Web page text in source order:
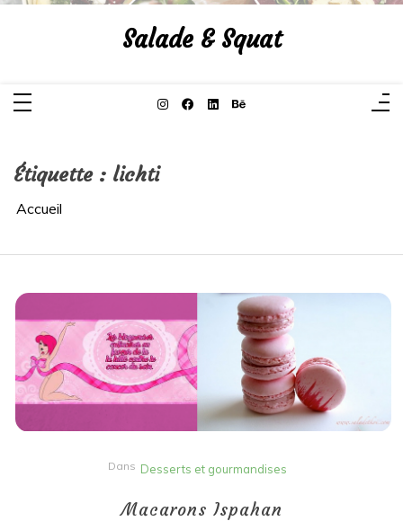
Aller
Salade & Squat
Étiquette : lichti
Accueil
Dans Desserts et gourmandises
Macarons Ispahan